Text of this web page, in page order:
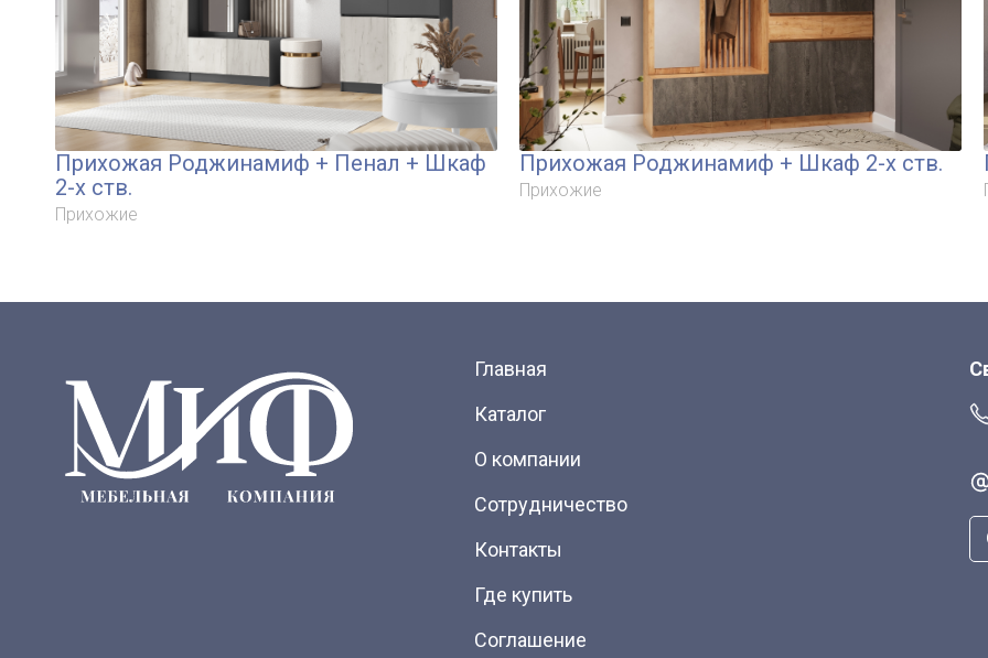
Прихожая Роджинамиф + Пенал + Шкаф
2-х ств.
Прихожие
Прихожая Роджинамиф + Шкаф 2-х ств.
Прихожие
Главная
Каталог
О компании
Сотрудничество
Контакты
Где купить
Соглашение